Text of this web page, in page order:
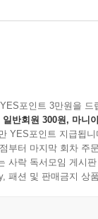
포인트 3만원을 드
일반회원 300원, 마니
YES포인트 지급됩니
부터 마지막 회차 주
사락 독서모임 게시
패션 및 판매금지 상